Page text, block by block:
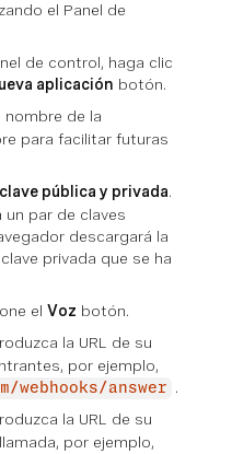
el Panel de
de control, haga clic
aplicación botón.
nombre de la
para facilitar futuras
pública y privada.
par de claves
descargará la
privada que se ha
el Voz botón.
la URL de su
por ejemplo,
webhooks/answer
.
la URL de su
por ejemplo,